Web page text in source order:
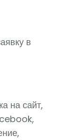
в
на сайт,